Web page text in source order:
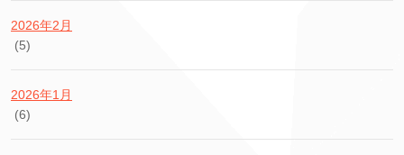
2026年2月
(5)
2026年1月
(6)